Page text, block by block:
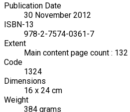
Publication Date
30 November 2012
ISBN-13
978-2-7574-0361-7
Extent
Main content page count : 132
Code
1324
Dimensions
16 x 24 cm
Weight
384 grams